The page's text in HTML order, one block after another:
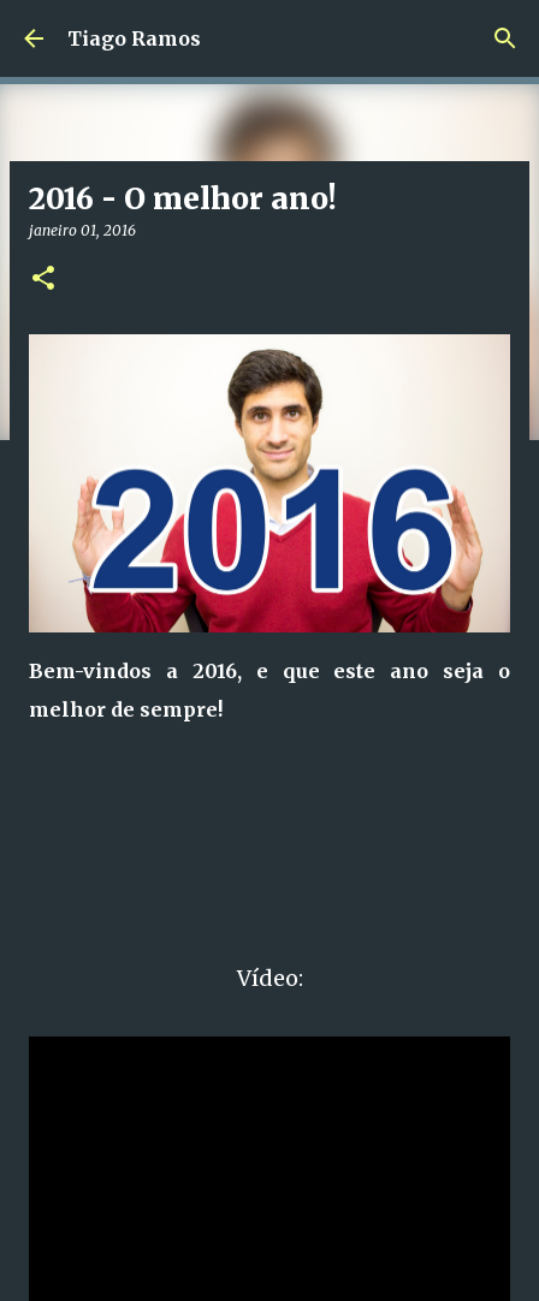
Avançar para o conteúdo principal
Tiago Ramos
2016 - O melhor ano!
janeiro 01, 2016
Bem-vindos a 2016, e que este ano seja o
melhor de sempre!
Vídeo: